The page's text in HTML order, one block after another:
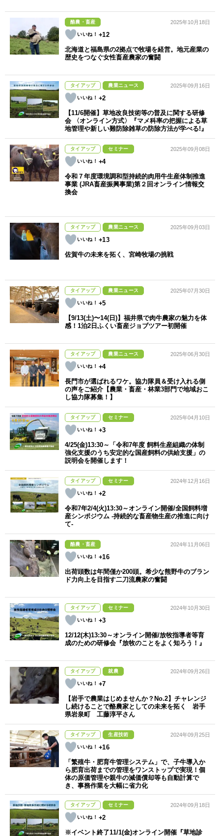
酪農・畜産
+12
2025年10月18日
北海道と福島県の2拠点で牧場を経営。地元産業の
歴史をつなぐ女性畜産農家の奮闘
タイアップ 農業ニュース
+2
2025年09月16日
【11/6開催】草地改良技術等の普及に関する研修
会 〈オンライン方式〉『マメ科率の把握による草
地管理や新しい難防除雑草の防除方法が学べる!』
タイアップ セミナー
+4
2025年09月08日
令和７年度環境調和型持続的肉用牛生産体制推進
事業 (JRA畜産振興事業)第２回オンライン情報交
換会
タイアップ 農業ニュース
+13
2025年09月03日
佐賀牛の未来を拓く、宮崎牧場の挑戦
タイアップ 農業ニュース
+5
2025年07月30日
【9/13(土)〜14(日)】福井県で肉牛農家の魅力を体
感！1泊2日ふくい畜産ジョブツアー初開催
タイアップ 農業ニュース
+4
2025年06月30日
長門市が選ばれるワケ。協力隊員＆受け入れる側
の声をご紹介【農業・畜産・林業3部門で地域おこ
し協力隊募集！】
タイアップ セミナー
+3
2025年04月10日
4/25(金)13:30～「令和7年度 飼料生産組織の体制
強化支援のうち安定的な国産飼料の供給支援」の
説明会を開催します！
タイアップ セミナー
+2
2024年12月16日
令和7年2/4(火)13:30～オンライン開催/全国飼料増
産シンポジウム -持続的な畜産物生産の推進に向け
て-
酪農・畜産
+16
2024年11月06日
出荷頭数は年間僅か200頭。希少な熊野牛のブラン
ド力向上を目指す二刀流農家の奮闘
タイアップ セミナー
+3
2024年10月30日
12/12(木)13:30～オンライン開催/放牧指導者等育
成のための研修会『放牧のことをよく知ろう！』
タイアップ 就農
+7
2024年09月26日
【岩手で農業はじめませんか？No.2】チャレンジ
し続けることで酪農家としての未来を拓く 岩手
県岩泉町 工藤淳平さん
タイアップ 生産技術
+16
2024年09月25日
「繁殖牛・肥育牛管理システム」で、子牛導入か
ら肥育出荷までの管理をワンストップで実現！個
体の原価管理や親牛の減価償却等も自動計算で
き、事務作業を大幅に省力化
タイアップ セミナー
+2
2024年09月18日
※イベント終了11/1(金)オンライン開催『草地診